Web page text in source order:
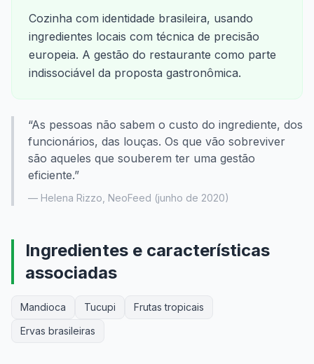
Cozinha com identidade brasileira, usando
ingredientes locais com técnica de precisão
europeia. A gestão do restaurante como parte
indissociável da proposta gastronômica.
“As pessoas não sabem o custo do ingrediente, dos
funcionários, das louças. Os que vão sobreviver
são aqueles que souberem ter uma gestão
eficiente.”
— Helena Rizzo NeoFeed (junho de 2020)
Ingredientes e características
associadas
Mandioca Tucupi
Frutas tropicais
Ervas brasileiras